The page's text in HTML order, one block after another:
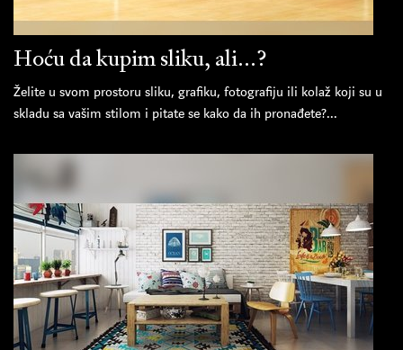
Hoću da kupim sliku, ali...?
Želite u svom prostoru sliku, grafiku, fotografiju ili kolaž koji su u
skladu sa vašim stilom i pitate se kako da ih pronađete?...